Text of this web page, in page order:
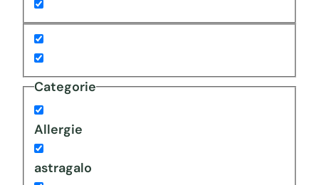
Categorie
Allergie
astragalo